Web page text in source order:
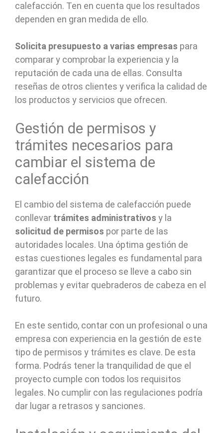
calefacción. Ten en cuenta que los resultados
dependen en gran medida de ello.
Solicita presupuesto a varias empresas para
comparar y comprobar la experiencia y la
reputación de cada una de ellas. Consulta
reseñas de otros clientes y verifica la calidad de
los productos y servicios que ofrecen.
Gestión de permisos y
trámites necesarios para
cambiar el sistema de
calefacción
El cambio del sistema de calefacción puede
conllevar trámites administrativos y la
solicitud de permisos por parte de las
autoridades locales. Una óptima gestión de
estas cuestiones legales es fundamental para
garantizar que el proceso se lleve a cabo sin
problemas y evitar quebraderos de cabeza en el
futuro.
En este sentido, contar con un profesional o una
empresa con experiencia en la gestión de este
tipo de permisos y trámites es clave. De esta
forma. Podrás tener la tranquilidad de que el
proyecto cumple con todos los requisitos
legales. No cumplir con las regulaciones podría
dar lugar a retrasos y sanciones.